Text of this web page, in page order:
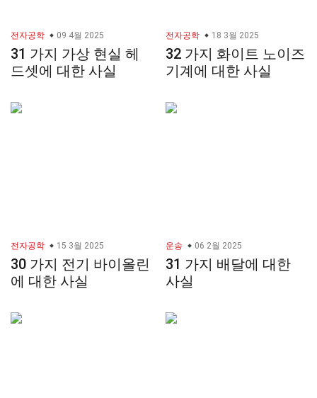
전자공학 09 4월 2025
31 가지 가상 현실 헤
드셋에 대한 사실
전자공학 18 3월 2025
32 가지 화이트 노이즈
기계에 대한 사실
전자공학 15 3월 2025
30 가지 전기 바이올린
에 대한 사실
운송 06 2월 2025
31 가지 배달에 대한
사실